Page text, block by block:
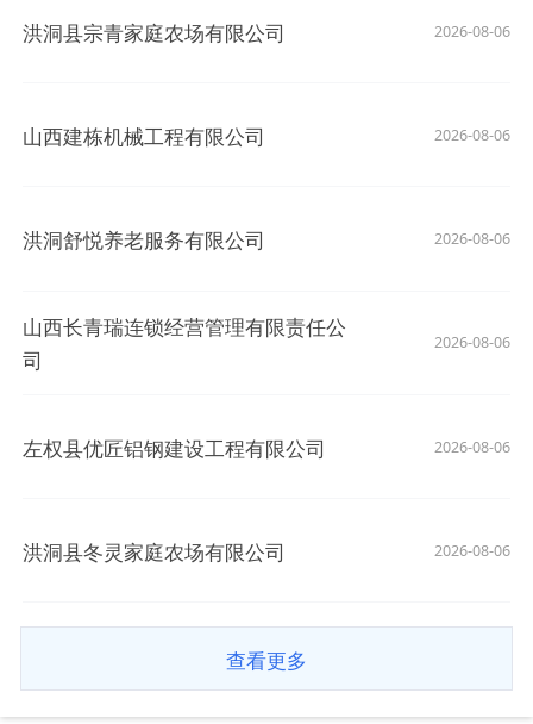
洪洞县宗青家庭农场有限公司 2026-08-06
山西建栋机械工程有限公司 2026-08-06
洪洞舒悦养老服务有限公司 2026-08-06
山西长青瑞连锁经营管理有限责任公
司
2026-08-06
左权县优匠铝钢建设工程有限公司 2026-08-06
洪洞县冬灵家庭农场有限公司 2026-08-06
查看更多